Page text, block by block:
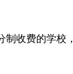
制收费的学校